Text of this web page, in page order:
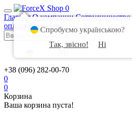
0
Главная О компании Сотрудничество
оплата
Контакты
+38 (096) 282-00-70
0
0
Корзина
Ваша корзина пуста!
Спробуємо українською?
Так, звісно!
Ні